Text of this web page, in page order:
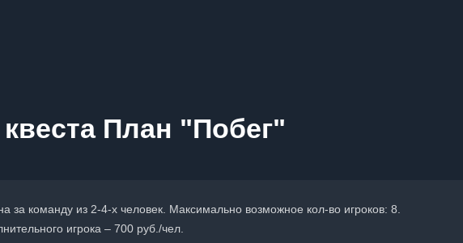
План "Побег"
за команду из 2-4-х человек. Максимально возможное кол-во игроков: 8.
игрока – 700 руб./чел.